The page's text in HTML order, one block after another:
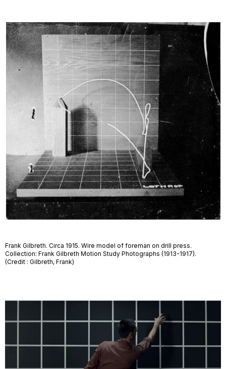
Frank Gilbreth. Circa 1915. Wire model of foreman on drill press.
Collection: Frank Gilbreth Motion Study Photographs (1913-1917).
(Credit : Gilbreth, Frank)